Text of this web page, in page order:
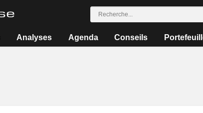
Analyses Agenda Conseils